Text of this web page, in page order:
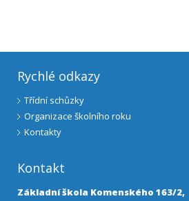
Rychlé odkazy
Třídní schůzky
Organizace školního roku
Kontakty
Kontakt
Základní škola Komenského 163/2,